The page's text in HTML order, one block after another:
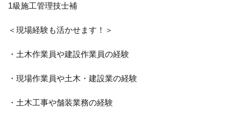
1級施工管理技士補
＜現場経験も活かせます！＞
・土木作業員や建設作業員の経験
・現場作業員や土木・建設業の経験
・土木工事や舗装業務の経験